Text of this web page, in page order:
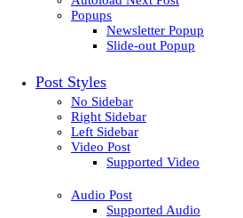
Popups
Newsletter Popup
Slide-out Popup
Post Styles
No Sidebar
Right Sidebar
Left Sidebar
Video Post
Supported Video
Audio Post
Supported Audio